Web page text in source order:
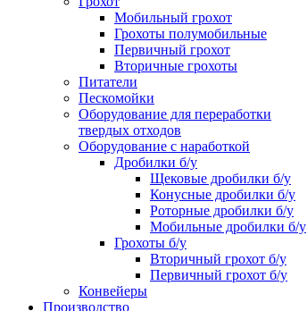
Мобильный грохот
Грохоты полумобильные
Первичный грохот
Вторичные грохоты
Питатели
Пескомойки
Оборудование для переработки
твердых отходов
Оборудование с наработкой
Дробилки б/у
Щековые дробилки б/у
Конусные дробилки б/у
Роторные дробилки б/у
Мобильные дробилки б/у
Грохоты б/у
Вторичный грохот б/у
Первичный грохот б/у
Конвейеры
Производство